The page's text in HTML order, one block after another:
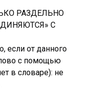
РАЗДЕЛЬНО
С
если от данного
с помощью
в словаре): не